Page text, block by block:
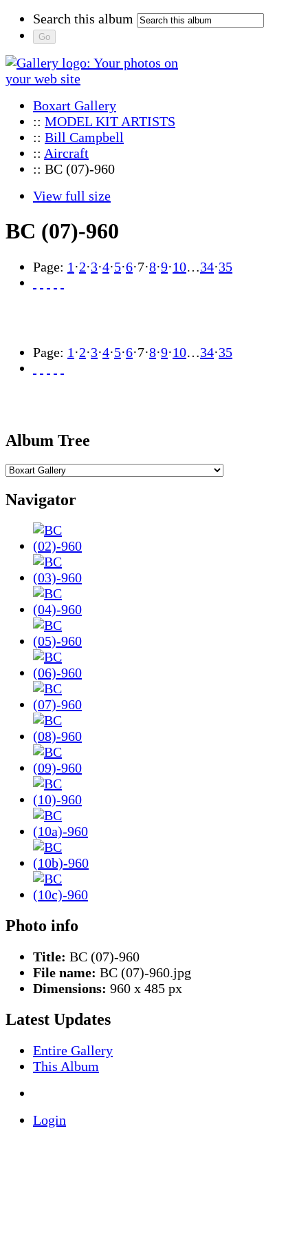
Search this album
Boxart Gallery
:: MODEL KIT ARTISTS
:: Bill Campbell
:: Aircraft
:: BC (07)-960
View full size
BC (07)-960
Page: 1 ·2·3·4·5·6·7·8·9·10…34·35
Page: 1 ·2·3·4·5·6·7·8·9·10…34·35
Album Tree
Navigator
Photo info
Title: BC (07)-960
File name: BC (07)-960.jpg
Dimensions: 960 x 485 px
Latest Updates
Entire Gallery
This Album
Login